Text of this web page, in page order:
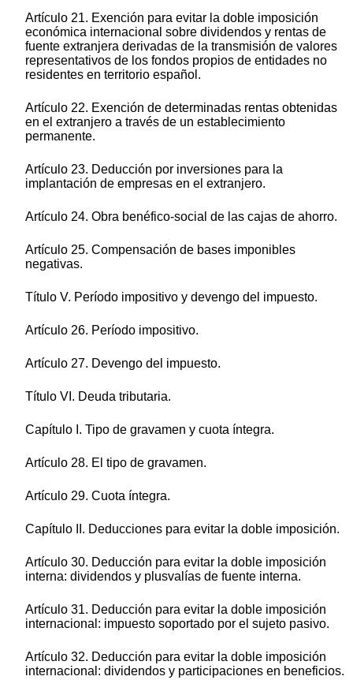
Artículo 21. Exención para evitar la doble imposición
económica internacional sobre dividendos y rentas de
fuente extranjera derivadas de la transmisión de valores
representativos de los fondos propios de entidades no
residentes en territorio español.
Artículo 22. Exención de determinadas rentas obtenidas
en el extranjero a través de un establecimiento
permanente.
Artículo 23. Deducción por inversiones para la
implantación de empresas en el extranjero.
Artículo 24. Obra benéfico-social de las cajas de ahorro.
Artículo 25. Compensación de bases imponibles
negativas.
Título V. Período impositivo y devengo del impuesto.
Artículo 26. Período impositivo.
Artículo 27. Devengo del impuesto.
Título VI. Deuda tributaria.
Capítulo I. Tipo de gravamen y cuota íntegra.
Artículo 28. El tipo de gravamen.
Artículo 29. Cuota íntegra.
Capítulo II. Deducciones para evitar la doble imposición.
Artículo 30. Deducción para evitar la doble imposición
interna: dividendos y plusvalías de fuente interna.
Artículo 31. Deducción para evitar la doble imposición
internacional: impuesto soportado por el sujeto pasivo.
Artículo 32. Deducción para evitar la doble imposición
internacional: dividendos y participaciones en beneficios.